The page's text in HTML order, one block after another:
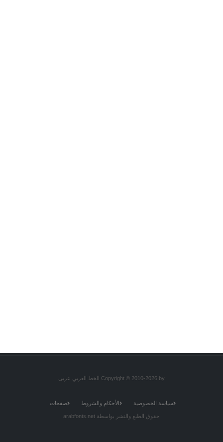
Copyright © 2010-2026 by الخط العربي عربى
سياسة الخصوصية الأحكام والشروط صفحات
حقوق الطبع والنشر بواسطة arabfonts.net